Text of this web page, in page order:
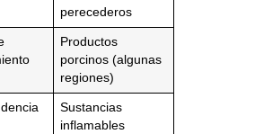
perecederos
Productos
porcinos (algunas
regiones)
Sustancias
inflamables